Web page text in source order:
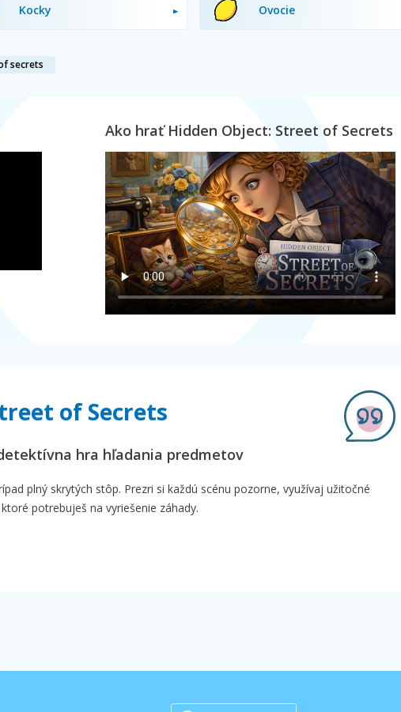
Kocky Ovocie
secrets
Ako hrať Hidden Object: Street of Secrets
of Secrets
hra hľadania predmetov
plný skrytých stôp. Prezri si každú scénu pozorne, využívaj užitočné
potrebuješ na vyriešenie záhady.